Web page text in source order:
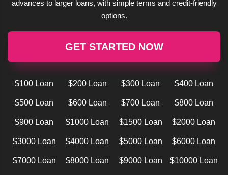
advances to larger loans, with simple terms and credit-friendly
options.
GET STARTED NOW
$100 Loan $200 Loan $300 Loan $400 Loan
$500 Loan $600 Loan $700 Loan $800 Loan
$900 Loan $1000 Loan $1500 Loan $2000 Loan
$3000 Loan $4000 Loan $5000 Loan $6000 Loan
$7000 Loan $8000 Loan $9000 Loan $10000 Loan